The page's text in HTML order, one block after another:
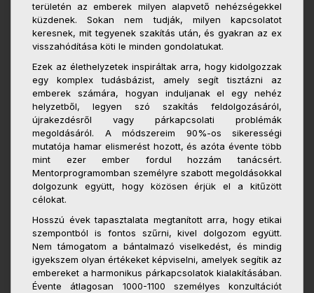
területén az emberek milyen alapvető nehézségekkel
küzdenek. Sokan nem tudják, milyen kapcsolatot
keresnek, mit tegyenek szakítás után, és gyakran az ex
visszahódítása köti le minden gondolatukat.
Ezek az élethelyzetek inspiráltak arra, hogy kidolgozzak
egy komplex tudásbázist, amely segít tisztázni az
emberek számára, hogyan induljanak el egy nehéz
helyzetből, legyen szó szakítás feldolgozásáról,
újrakezdésről vagy párkapcsolati problémák
megoldásáról. A módszereim 90%-os sikerességi
mutatója hamar elismerést hozott, és azóta évente több
mint ezer ember fordul hozzám tanácsért.
Mentorprogramomban személyre szabott megoldásokkal
dolgozunk együtt, hogy közösen érjük el a kitűzött
célokat.
Hosszú évek tapasztalata megtanított arra, hogy etikai
szempontból is fontos szűrni, kivel dolgozom együtt.
Nem támogatom a bántalmazó viselkedést, és mindig
igyekszem olyan értékeket képviselni, amelyek segítik az
embereket a harmonikus párkapcsolatok kialakításában.
Évente átlagosan 1000-1100 személyes konzultációt